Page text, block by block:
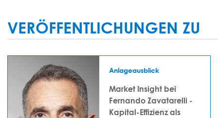
VERÖFFENTLICHUNGEN ZU
Anlageausblick
Market Insight bei
Fernando Zavatarelli -
Kapital-Effizienz als